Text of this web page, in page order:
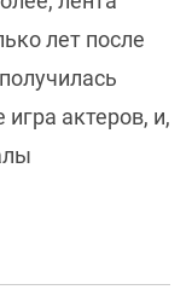
лет после
актеров, и,